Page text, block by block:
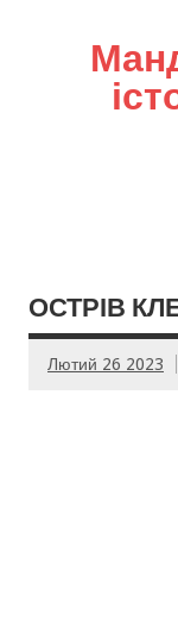
ОСТРІВ
Лютий 26 2023